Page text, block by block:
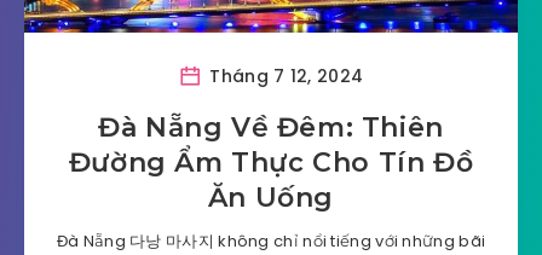
Tháng 7 12, 2024
Đà Nẵng Về Đêm: Thiên
Đường Ẩm Thực Cho Tín Đồ
Ăn Uống
Đà Nẵng 다낭 마사지 không chỉ nổi tiếng với những bãi